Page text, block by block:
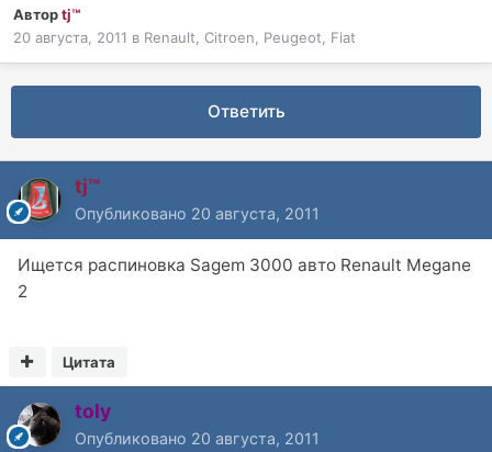
Авторtj™
20 августа, 2011 в Renault, Citroen, Peugeot, Fiat
Ответить
tj™
Опубликовано 20 августа, 2011
Ищется распиновка Sagem 3000 авто Renault Megane
2
Цитата
toly
Опубликовано 20 августа, 2011